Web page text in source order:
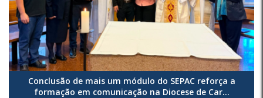
Conclusão de mais um módulo do SEPAC reforça a
formação em comunicação na Diocese de Car...